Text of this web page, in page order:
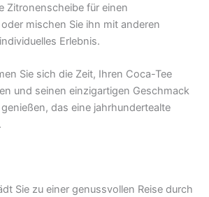
Zitronenscheibe für einen
mischen Sie ihn mit anderen
Erlebnis.
Sie sich die Zeit, Ihren Coca-Tee
und seinen einzigartigen Geschmack
das eine jahrhundertealte
Sie zu einer genussvollen Reise durch